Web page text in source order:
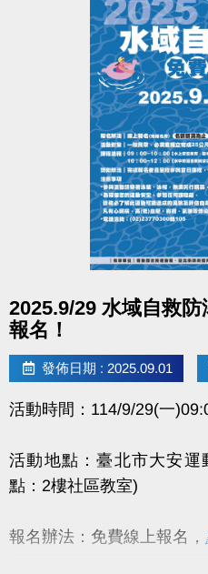
2025.9/29 水域自救
報名！
發佈日期 : 2025.09.01
活動時間：114/9/29(一
活動地點：臺北市大安
點：2樓社區教室)
報名辦法：免費線上報名，